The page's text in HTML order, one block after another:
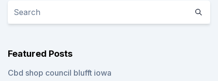
Featured Posts
Cbd shop council blufft iowa